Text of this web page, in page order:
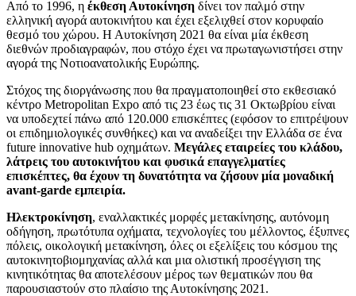
Από το 1996, η έκθεση Αυτοκίνηση δίνει τον παλμό στην
ελληνική αγορά αυτοκινήτου και έχει εξελιχθεί στον κορυφαίο
θεσμό του χώρου. Η Αυτοκίνηση 2021 θα είναι μία έκθεση
διεθνών προδιαγραφών, που στόχο έχει να πρωταγωνιστήσει στην
αγορά της Νοτιοανατολικής Ευρώπης.
Στόχος της διοργάνωσης που θα πραγματοποιηθεί στο εκθεσιακό
κέντρο Metropolitan Expo από τις 23 έως τις 31 Οκτωβρίου είναι
να υποδεχτεί πάνω από 120.000 επισκέπτες (εφόσον το επιτρέψουν
οι επιδημιολογικές συνθήκες) και να αναδείξει την Ελλάδα σε ένα
future innovative hub οχημάτων. Μεγάλες εταιρείες του κλάδου,
λάτρεις του αυτοκινήτου και φυσικά επαγγελματίες
επισκέπτες, θα έχουν τη δυνατότητα να ζήσουν μία μοναδική
avant-garde εμπειρία.
Ηλεκτροκίνηση, εναλλακτικές μορφές μετακίνησης, αυτόνομη
οδήγηση, πρωτότυπα οχήματα, τεχνολογίες του μέλλοντος, έξυπνες
πόλεις, οικολογική μετακίνηση, όλες οι εξελίξεις του κόσμου της
αυτοκινητοβιομηχανίας αλλά και μια ολιστική προσέγγιση της
κινητικότητας θα αποτελέσουν μέρος των θεματικών που θα
παρουσιαστούν στο πλαίσιο της Αυτοκίνησης 2021.